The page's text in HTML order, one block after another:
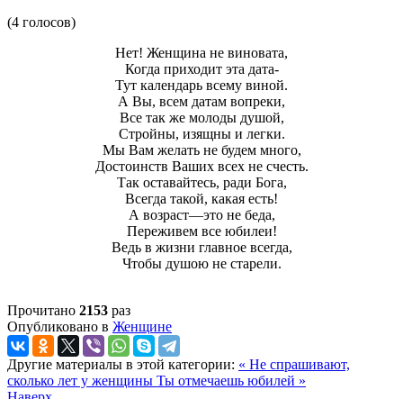
(4 голосов)
Нет! Женщина не виновата,
Когда приходит эта дата-
Тут календарь всему виной.
А Вы, всем датам вопреки,
Все так же молоды душой,
Стройны, изящны и легки.
Мы Вам желать не будем много,
Достоинств Ваших всех не счесть.
Так оставайтесь, ради Бога,
Всегда такой, какая есть!
А возраст—это не беда,
Переживем все юбилеи!
Ведь в жизни главное всегда,
Чтобы душою не старели.
Прочитано 2153 раз
Опубликовано в Женщине
Другие материалы в этой категории: « Не спрашивают,
сколько лет у женщины Ты отмечаешь юбилей »